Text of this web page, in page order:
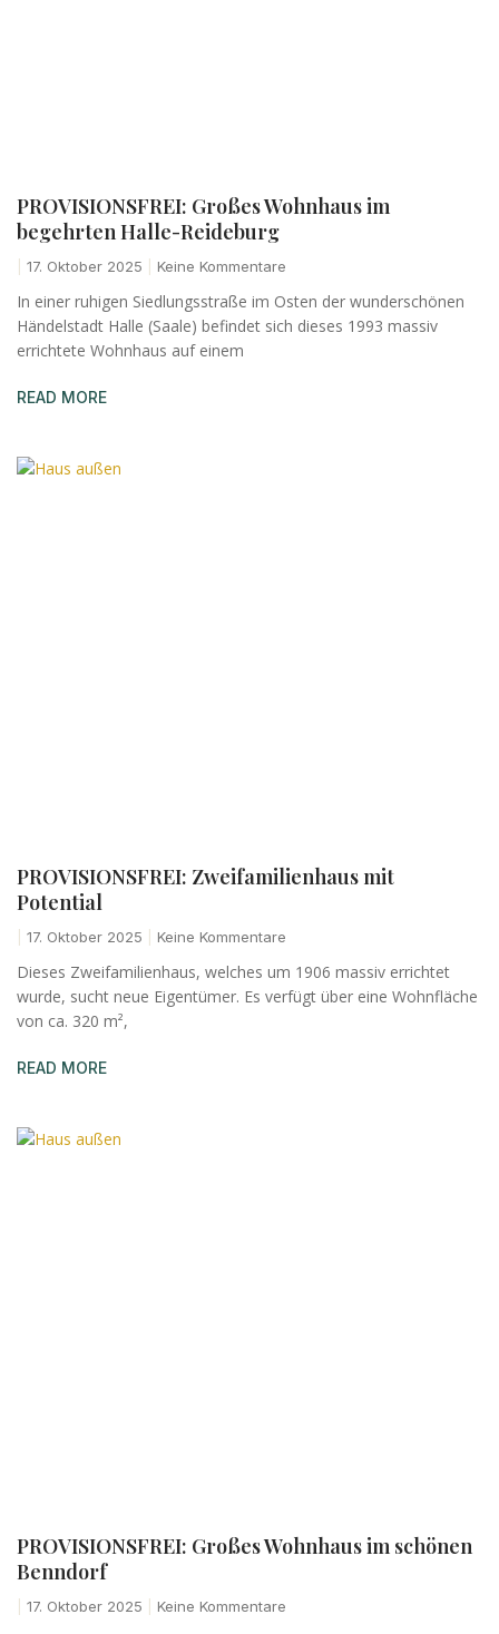
PROVISIONSFREI: Großes Wohnhaus im
begehrten Halle-Reideburg
17. Oktober 2025 Keine Kommentare
In einer ruhigen Siedlungsstraße im Osten der wunderschönen
Händelstadt Halle (Saale) befindet sich dieses 1993 massiv
errichtete Wohnhaus auf einem
READ MORE
PROVISIONSFREI: Zweifamilienhaus mit
Potential
17. Oktober 2025 Keine Kommentare
Dieses Zweifamilienhaus, welches um 1906 massiv errichtet
wurde, sucht neue Eigentümer. Es verfügt über eine Wohnfläche
von ca. 320 m²,
READ MORE
PROVISIONSFREI: Großes Wohnhaus im schönen
Benndorf
17. Oktober 2025 Keine Kommentare